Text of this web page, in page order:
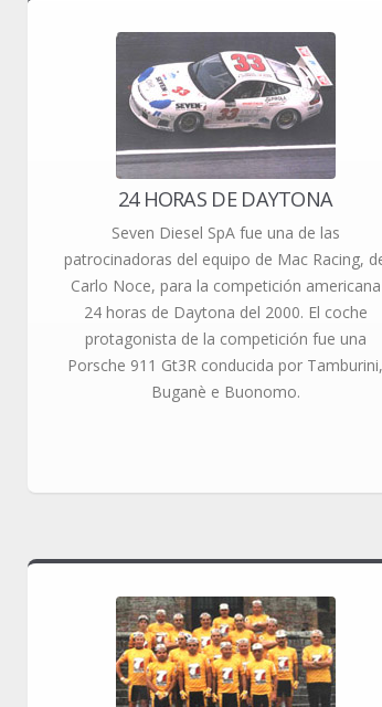
24 HORAS DE DAYTONA
Seven Diesel SpA fue una de las
patrocinadoras del equipo de Mac Racing,
Carlo Noce, para la competición americana
24 horas de Daytona del 2000. El coche
protagonista de la competición fue una
Porsche 911 Gt3R conducida por Tamburini,
Buganè e Buonomo.